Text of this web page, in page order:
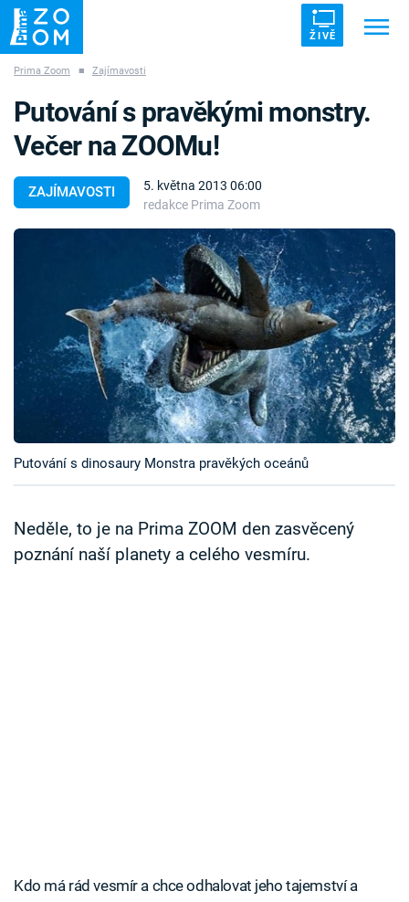
ŽIVĚ
ZÁHADY VETŘELCI DÁVNOVĚKU
Pořady
TV Program
Časopis
Sledujte prima+
Přihlášení
Prima Zoom ■ Zajímavosti
ZAJÍMAVOSTI
5. května 2013 06:00
redakce Prima Zoom
Putování s pravěkými monstry.
Večer na ZOOMu!
Putování s dinosaury Monstra pravěkých oceánů
Neděle, to je na Prima ZOOM den zasvěcený
poznání naší planety a celého vesmíru.
Kdo má rád vesmír a chce odhalovat jeho tajemství a